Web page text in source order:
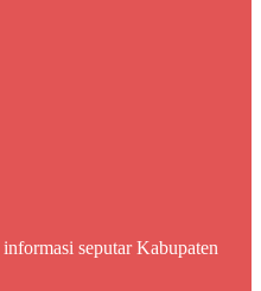
seputar Kabupaten